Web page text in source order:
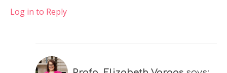
Log in to Reply